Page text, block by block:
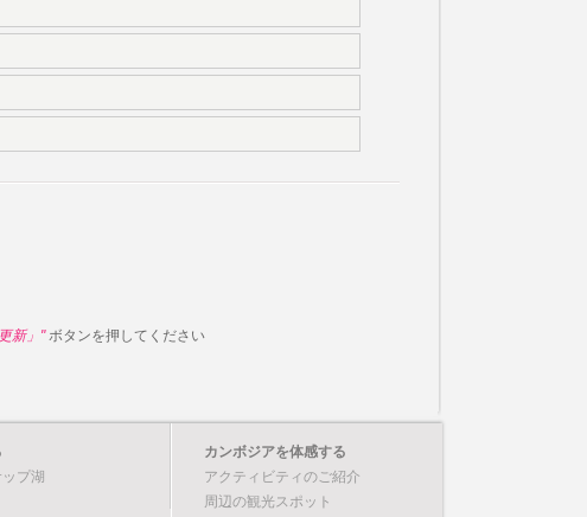
新」"ボタンを押してください
ップ湖
カンボジアを体感する
アクティビティのご紹介
周辺の観光スポット